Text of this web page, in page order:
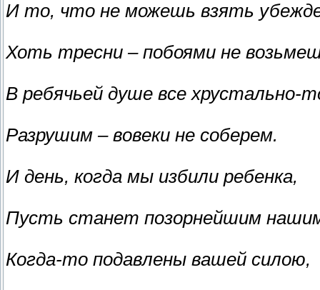
И то, что не можешь взять
Хоть тресни – побоями не
В ребячьей душе все хрустально-
Разрушим – вовеки не соберем.
И день, когда мы избили ребенка,
Пусть станет позорнейшим
Когда-то подавлены вашей силою,